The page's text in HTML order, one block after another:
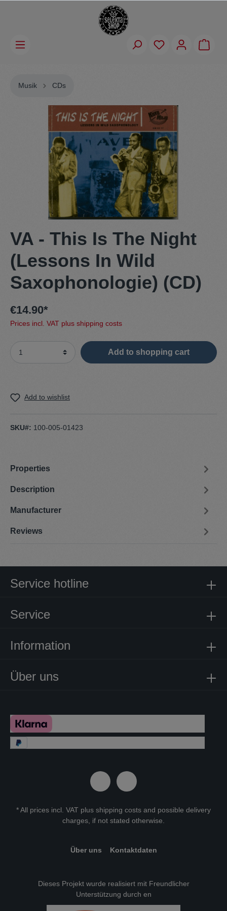
Musik CDs
VA - This Is The Night
(Lessons In Wild
Saxophonologie) (CD)
€14.90*
Prices incl. VAT plus shipping costs
Add to shopping cart
Add to wishlist
SKU#: 100-005-01423
Properties
Description
Manufacturer
Reviews
Über uns
Service hotline
Service
Information
* All prices incl. VAT plus shipping costs and possible delivery
charges, if not stated otherwise.
Über uns Kontaktdaten
Dieses Projekt wurde realisiert mit Freundlicher
Unterstützung durch en